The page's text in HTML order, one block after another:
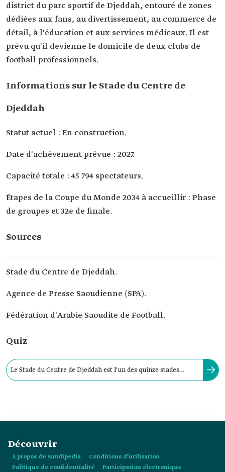
district du parc sportif de Djeddah, entouré de zones
dédiées aux fans, au divertissement, au commerce de
détail, à l'éducation et aux services médicaux. Il est
prévu qu'il devienne le domicile de deux clubs de
football professionnels.
Informations sur le Stade du Centre de
Djeddah
Statut actuel : En construction.
Date d'achèvement prévue : 2027.
Capacité totale : 45 794 spectateurs.
Étapes de la Coupe du Monde 2034 à accueillir : Phase
de groupes et 32e de finale.
Sources
Stade du Centre de Djeddah.
Agence de Presse Saoudienne (SPA).
Fédération d'Arabie Saoudite de Football.
Quiz
Le Stade du Centre de Djeddah est l'un des quinze stades
Découvrir
À propos de Saudipedia
Conditions d’utilisation
Politique de confidentialité
Participation électronique